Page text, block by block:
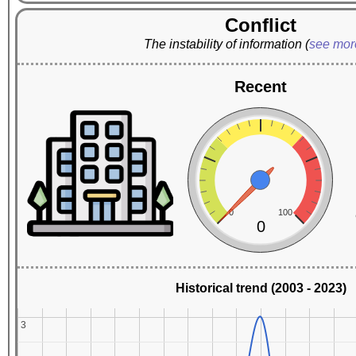
Conflict
The instability of information (see
Recent
0 100
0
Historical trend (2003 - 2023)
3
3